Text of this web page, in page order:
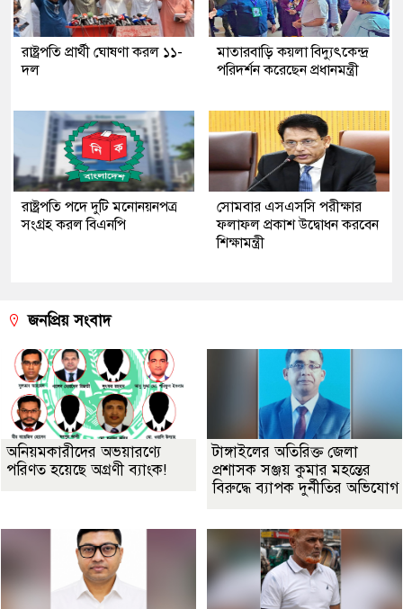
রাষ্ট্রপতি প্রার্থী ঘোষণা করল ১১-
দল
মাতারবাড়ি কয়লা বিদ্যুৎকেন্দ্র
পরিদর্শন করেছেন প্রধানমন্ত্রী
রাষ্ট্রপতি পদে দুটি মনোনয়নপত্র
সংগ্রহ করল বিএনপি
সোমবার এসএসসি পরীক্ষার
ফলাফল প্রকাশ উদ্বোধন করবেন
শিক্ষামন্ত্রী
জনপ্রিয় সংবাদ
অনিয়মকারীদের অভয়ারণ্যে
পরিণত হয়েছে অগ্রণী ব্যাংক!
টাঙ্গাইলের অতিরিক্ত জেলা
প্রশাসক সঞ্জয় কুমার মহন্তের
বিরুদ্ধে ব্যাপক দুর্নীতির অভিযোগ